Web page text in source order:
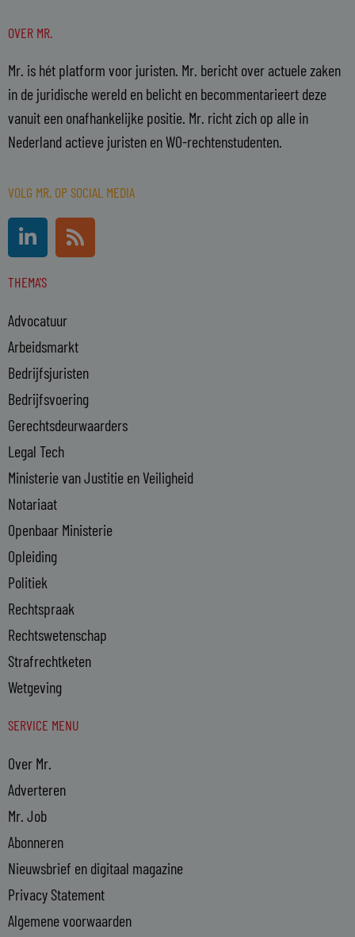
OVER MR.
Mr. is hét platform voor juristen. Mr. bericht over actuele zaken
in de juridische wereld en belicht en becommentarieert deze
vanuit een onafhankelijke positie. Mr. richt zich op alle in
Nederland actieve juristen en WO-rechtenstudenten.
VOLG MR. OP SOCIAL MEDIA
L
i
n
k
d
i
n
-
i
n
R
s
s
THEMA'S
Advocatuur
Arbeidsmarkt
Bedrijfsjuristen
Bedrijfsvoering
Gerechtsdeurwaarders
Legal Tech
Ministerie van Justitie en Veiligheid
Notariaat
Openbaar Ministerie
Opleiding
Politiek
Rechtspraak
Rechtswetenschap
Strafrechtketen
Wetgeving
SERVICE MENU
Over Mr.
Adverteren
Mr. Job
Abonneren
Nieuwsbrief en digitaal magazine
Privacy Statement
Algemene voorwaarden